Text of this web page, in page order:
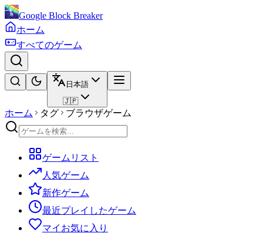
Google Block Breaker
ホーム
すべてのゲーム
日本語
🇯🇵
ホーム タグ ブラウザゲーム
ゲームリスト
人気ゲーム
新作ゲーム
最近プレイしたゲーム
マイお気に入り